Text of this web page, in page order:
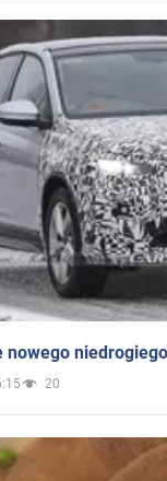
nowego
20